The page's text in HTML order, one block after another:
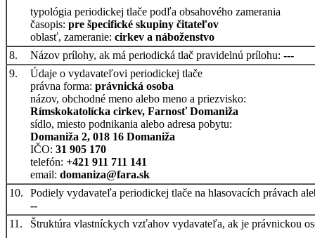
typológia periodickej tlače podľa obsahového zamerania
časopis: pre špecifické skupiny čitateľov
oblasť, zameranie: cirkev a náboženstvo
8.
Názov prílohy, ak má periodická tlač pravidelnú prílohu: ---
9.
Údaje o vydavateľovi periodickej tlače
právna forma: právnická osoba
názov, obchodné meno alebo meno a priezvisko:
Rímskokatolícka cirkev, Farnosť Domaniža
sídlo, miesto podnikania alebo adresa pobytu:
Domaniža 2, 018 16 Domaniža
IČO: 31 905 170
telefón: +421 911 711 141
email: domaniza@fara.sk
10.
Podiely vydavateľa periodickej tlače na hlasovacích právach
--
11.
Štruktúra vlastníckych vzťahov vydavateľa, ak je právnickou